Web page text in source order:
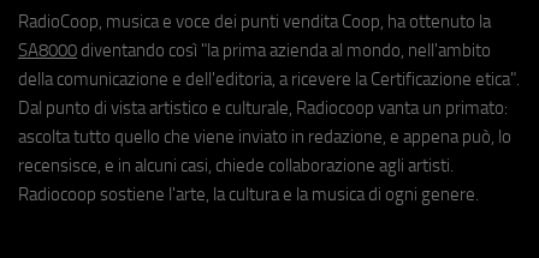
RadioCoop, musica e voce dei punti vendita Coop, ha ottenuto la
SA8000 diventando così "la prima azienda al mondo, nell'ambito
della comunicazione e dell'editoria, a ricevere la Certificazione etica".
Dal punto di vista artistico e culturale, Radiocoop vanta un primato:
ascolta tutto quello che viene inviato in redazione, e appena può, lo
recensisce, e in alcuni casi, chiede collaborazione agli artisti.
Radiocoop sostiene l'arte, la cultura e la musica di ogni genere.